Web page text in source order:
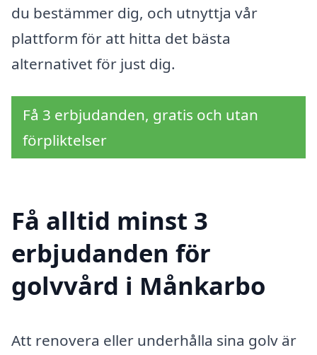
du bestämmer dig, och utnyttja vår
plattform för att hitta det bästa
alternativet för just dig.
Få 3 erbjudanden, gratis och utan
förpliktelser
Få alltid minst 3
erbjudanden för
golvvård i Månkarbo
Att renovera eller underhålla sina golv är